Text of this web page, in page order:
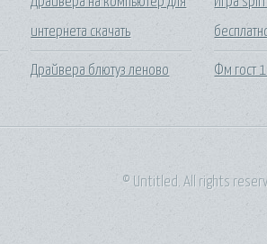
интернета скачать
Драйвера блютуз леново Фм гост
© Untitled. All rights